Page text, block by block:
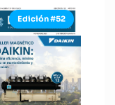
Edición #52